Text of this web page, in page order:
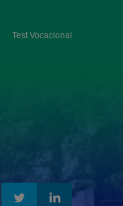
Test Vocacional